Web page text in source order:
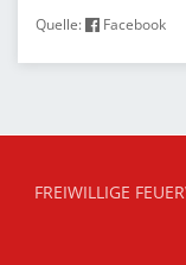
Quelle: Facebook
FREIWILLIGE